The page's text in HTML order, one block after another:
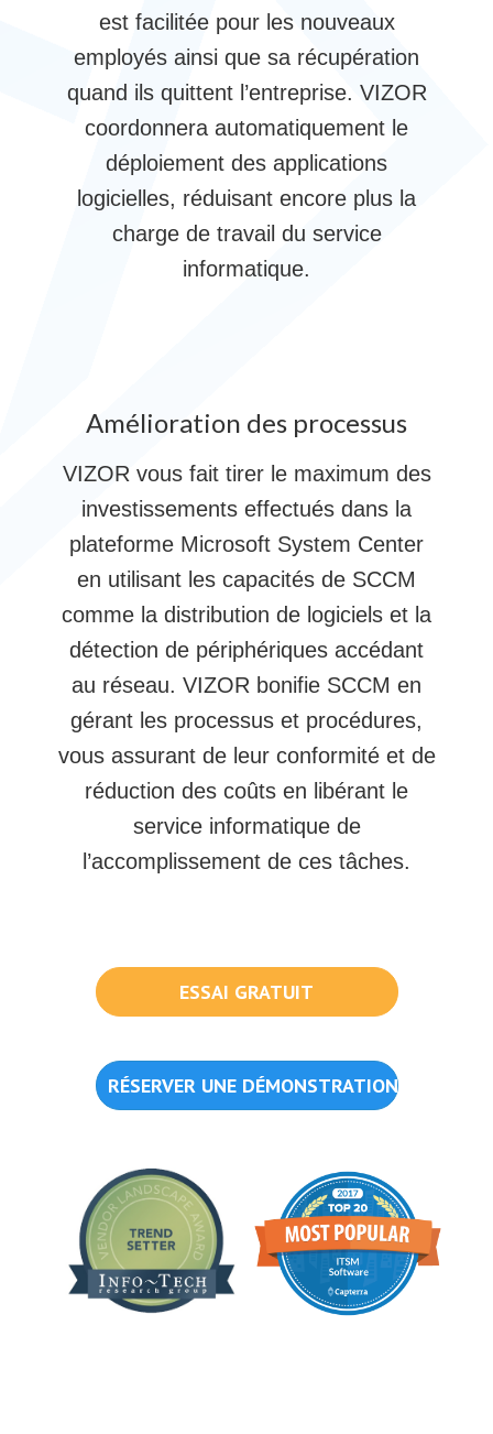
est facilitée pour les nouveaux
employés ainsi que sa récupération
quand ils quittent l’entreprise. VIZOR
coordonnera automatiquement le
déploiement des applications
logicielles, réduisant encore plus la
charge de travail du service
informatique.
Amélioration des processus
VIZOR vous fait tirer le maximum des
investissements effectués dans la
plateforme Microsoft System Center
en utilisant les capacités de SCCM
comme la distribution de logiciels et la
détection de périphériques accédant
au réseau. VIZOR bonifie SCCM en
gérant les processus et procédures,
vous assurant de leur conformité et de
réduction des coûts en libérant le
service informatique de
l’accomplissement de ces tâches.
ESSAI GRATUIT
RÉSERVER UNE DÉMONSTRATION